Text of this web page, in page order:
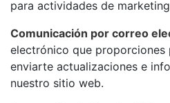
para actividades de
Comunicación por correo
electrónico que proporciones
enviarte actualizaciones e
nuestro sitio web.